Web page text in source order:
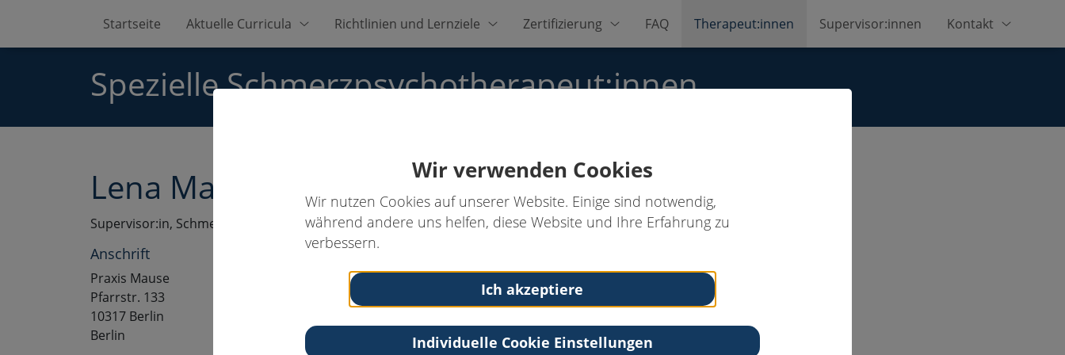
Wir verwenden Cookies
Wir nutzen Cookies auf unserer Website. Einige sind notwendig,
während andere uns helfen, diese Website und Ihre Erfahrung zu
verbessern.
Ich akzeptiere
Individuelle Cookie Einstellungen
Startseite Aktuelle Curricula Richtlinien und Lernziele Zertifizierung FAQ Therapeut:innen Supervisor:innen Kontakt
Spezielle Schmerzpsychotherapeut:innen
Lena Mause, M.Sc.
Supervisor:in, Schmerzpsychotherapeut:in
Anschrift
Praxis Mause
Pfarrstr. 133
10317 Berlin
Berlin
Tel: 015906323965
Web: https://psychotherapie-ostkreuz.de/